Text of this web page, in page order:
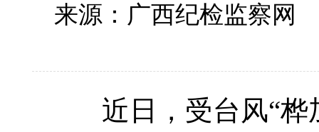
来源：广西纪检监察
近日，受台风“桦